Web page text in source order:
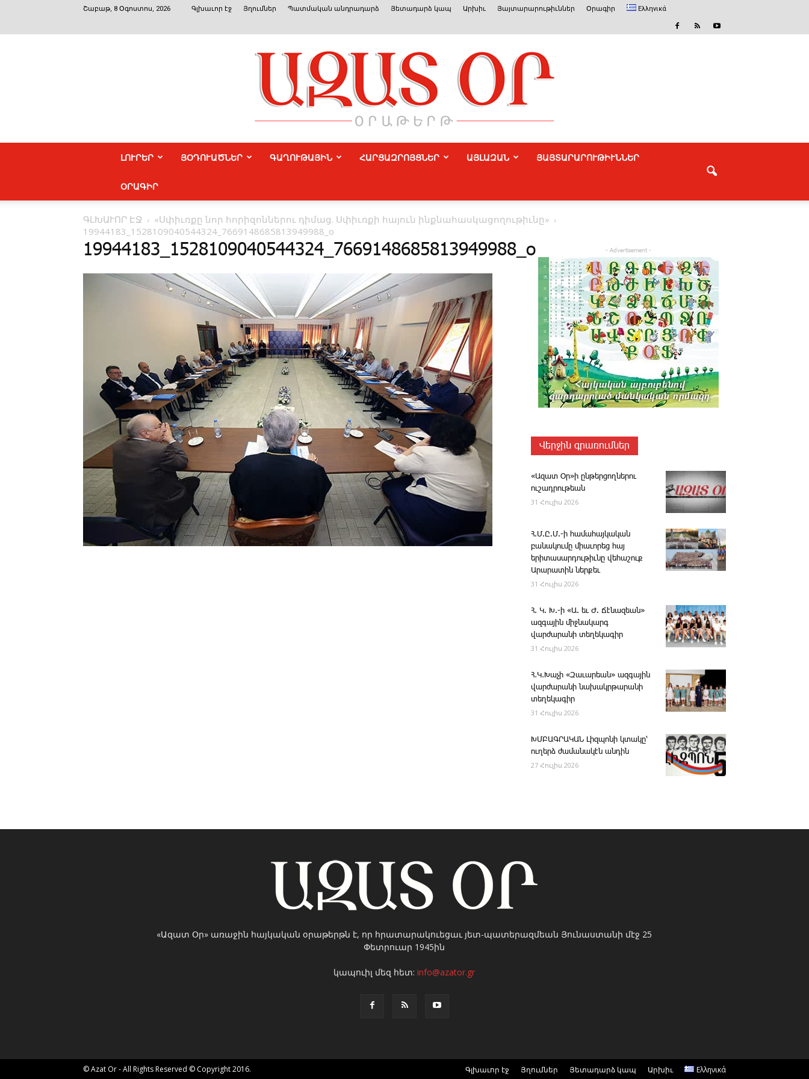
Շաբաթ, 8 Օգոստոս, 2026 Գլխաւոր էջ Յղումներ Պատմական անդրադարձ Յետադարձ կապ Արխիւ Յայտարարութիւններ Օրագիր Ελληνικά
ԼՈՒՐԵՐ ՅՕԴՈՒԱԾՆԵՐ ԳԱՂՈՒԹԱՅԻՆ ՀԱՐՑԱԶՐՈՅՑՆԵՐ ԱՅԼԱԶԱՆ ՅԱՅՏԱՐԱՐՈՒԹԻՒՆՆԵՐ
ՕՐԱԳԻՐ
ԳԼԽԱՒՈՐ ԷՋ
«Սփիւռքը նոր հորիզոններու դիմաց. Սփիւռքի հայուն ինքնահասկացողութիւնը»
19944183_1528109040544324_7669148685813949988_o
19944183_1528109040544324_7669148685813949988_o - Advertisement -
Վերջին գրառումներ
«Ազատ Օր»ի ընթերցողներու
ուշադրութեան
31 Հուլիս 2026
Հ.Մ.Ը.Մ.-ի համահայկական
բանակումը միաւորեց հայ
երիտասարդութիւնը վեհաշուք
Արարատին ներքեւ
31 Հուլիս 2026
Հ. Կ. Խ.-ի «Ա. եւ Ժ. ­Ճէնազեան»
ազգային միջնակարգ
վարժարանի տեղեկագիր
31 Հուլիս 2026
Հ․Կ․Խաչի «Զաւարեան» ազգային
վարժարանի նախակրթարանի
տեղեկագիր
31 Հուլիս 2026
ԽՄԲԱԳՐԱԿԱՆ ­Լիզպոնի կտակը՝
ուղերձ ժամանակէն անդին
27 Հուլիս 2026
«Ազատ Օր» առաջին հայկական օրաթերթն է, որ հրատարակուեցաւ յետ-պատերազմեան Յունաստանի մէջ 25
Փետրուար 1945ին
կապուիլ մեզ հետ:info@azator.gr
Գլխաւոր էջ Յղումներ Յետադարձ կապ Արխիւ Ελληνικά
© Azat Or - All Rights Reserved © Copyright 2016.